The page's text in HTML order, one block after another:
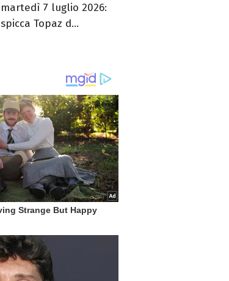
martedì 7 luglio 2026:
spicca Topaz d...